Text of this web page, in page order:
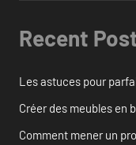
Recent
Les astuces pour
Créer des meubles en
Comment mener un